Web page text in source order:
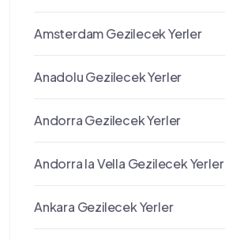
Amsterdam Gezilecek Yerler
Anadolu Gezilecek Yerler
Andorra Gezilecek Yerler
Andorra la Vella Gezilecek Yerler
Ankara Gezilecek Yerler